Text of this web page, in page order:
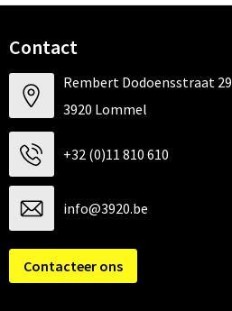
Contact
Rembert Dodoensstraat 29
3920 Lommel
+32 (0)11 810 610
info@3920.be
Contacteer ons